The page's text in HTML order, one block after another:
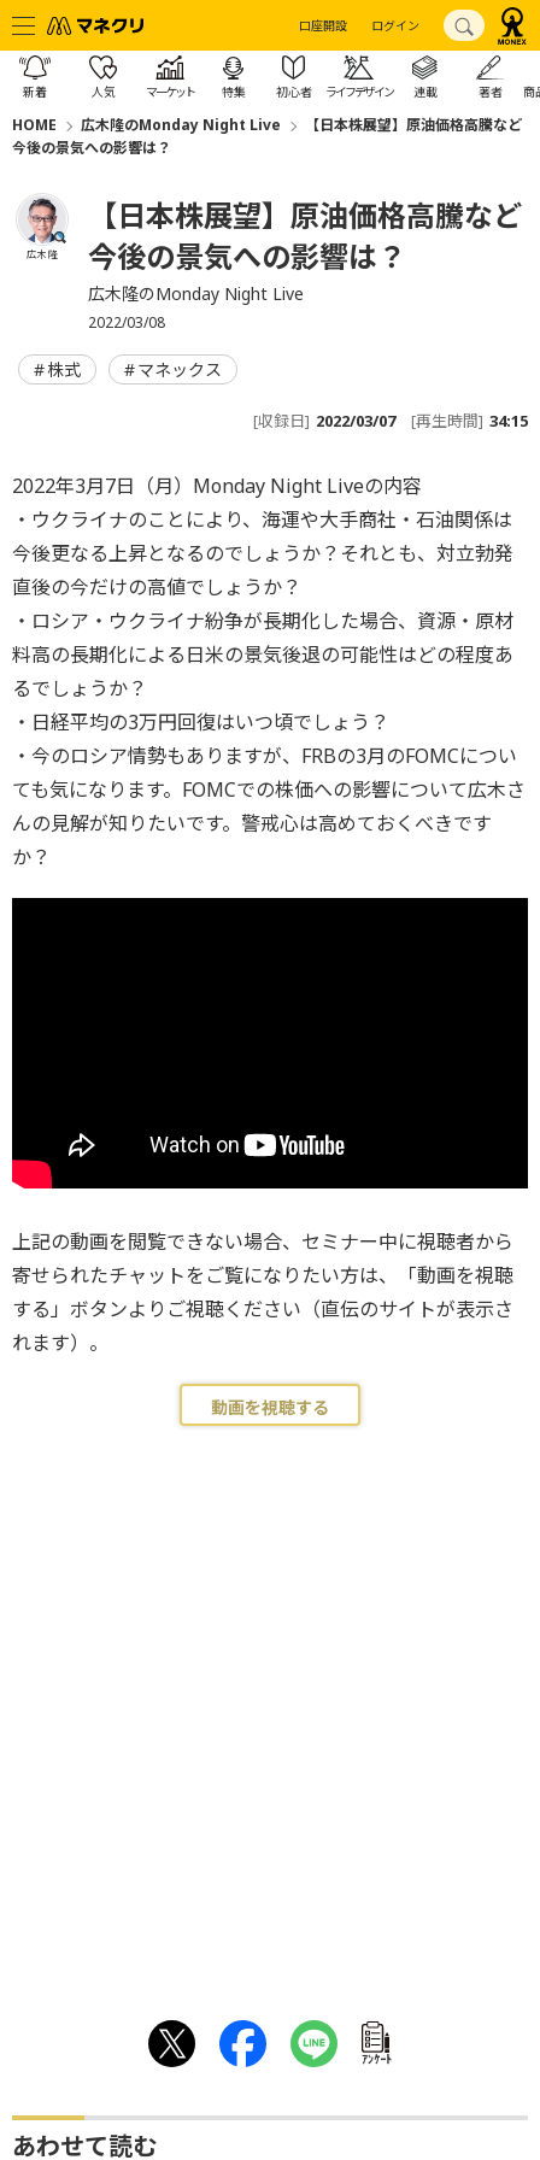
口座開設 ログイン
新着 人気 マーケット 特集 初心者 ライフデザイン 連載 著者 商
HOME 広木隆のMonday Night Live
【日本株展望】原油価格高騰など
今後の景気への影響は？
広木 隆
【日本株展望】原油価格高騰など
今後の景気への影響は？
広木隆のMonday Night Live
2022/03/08
株式 マネックス
[収録日] 2022/03/07 [再生時間] 34:15
2022年3月7日（月）Monday Night Liveの内容
・ウクライナのことにより、海運や大手商社・石油関係は
今後更なる上昇となるのでしょうか？それとも、対立勃発
直後の今だけの高値でしょうか？
・ロシア・ウクライナ紛争が長期化した場合、資源・原材
料高の長期化による日米の景気後退の可能性はどの程度あ
るでしょうか？
・日経平均の3万円回復はいつ頃でしょう？
・今のロシア情勢もありますが、FRBの3月のFOMCについ
ても気になります。FOMCでの株価への影響について広木さ
んの見解が知りたいです。警戒心は高めておくべきです
か？
上記の動画を閲覧できない場合、セミナー中に視聴者から
寄せられたチャットをご覧になりたい方は、「動画を視聴
する」ボタンよりご視聴ください（直伝のサイトが表示さ
れます）。
動画を視聴する
ｱﾝｹｰﾄ
あわせて読む